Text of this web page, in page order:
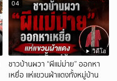
วิดีโอ
04
ชาวบ้านผวา “ผีแม่ม่าย” ออกหา
เหยื่อ แห่แขวนผ้าแดงทั้งหมู่บ้าน